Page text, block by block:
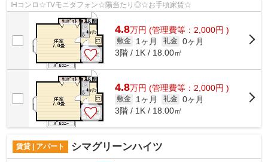
IHコンロ☆TVモニタフォン☆陽当たり◎☆お手頃家賃☆
4.8万円 (管理費等：2,000円 )
敷金 1ヶ月 礼金 0ヶ月
3階 / 1K / 18.00㎡
4.8万円 (管理費等：2,000円 )
敷金 1ヶ月 礼金 0ヶ月
3階 / 1K / 18.00㎡
賃貸 | アパート シマグリーンハイツ